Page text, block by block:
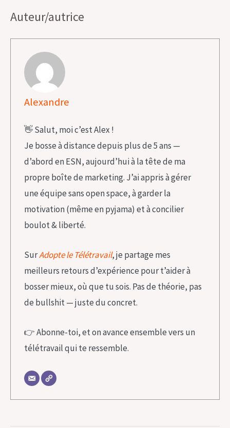
Auteur/autrice
Alexandre
👋 Salut, moi c’est Alex !
Je bosse à distance depuis plus de 5 ans —
d’abord en ESN, aujourd’hui à la tête de ma
propre boîte de marketing. J’ai appris à gérer
une équipe sans open space, à garder la
motivation (même en pyjama) et à concilier
boulot & liberté.
SurAdopte le Télétravail, je partage mes
meilleurs retours d’expérience pour t’aider à
bosser mieux, où que tu sois. Pas de théorie, pas
de bullshit — juste du concret.
👉 Abonne-toi, et on avance ensemble vers un
télétravail qui te ressemble.